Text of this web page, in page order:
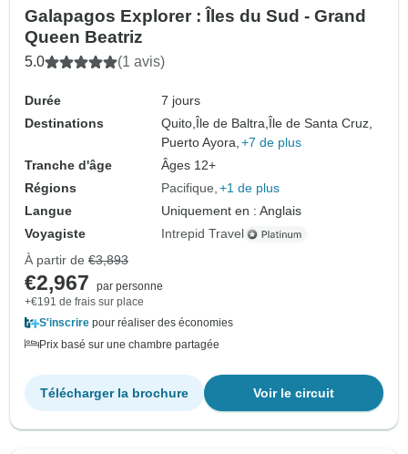
Galapagos Explorer : Îles du Sud - Grand
Queen Beatriz
5.0 (1 avis)
Durée
7 jours
Destinations
Quito,Île de Baltra,Île de Santa Cruz,
Puerto Ayora, +7 de plus
Tranche d'âge
Âges 12+
Régions
Pacifique +1 de plus
Langue
Uniquement en : Anglais
Voyagiste
Intrepid Travel
À partir de €3,893
€2,967
par personne
+€191 de frais sur place
S'inscrire pour réaliser des économies
Prix basé sur une chambre partagée
Voir le circuit
Télécharger la brochure